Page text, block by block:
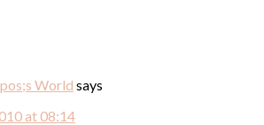
World says
at 08:14